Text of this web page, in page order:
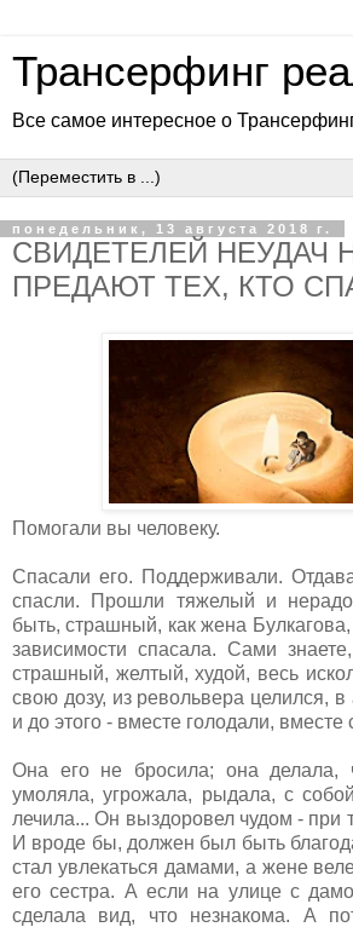
Трансерфинг
Все самое интересное о
понедельник, 13 августа 2018 г.
СВИДЕТЕЛЕЙ НЕУДАЧ
ПРЕДАЮТ ТЕХ, КТО
Помогали вы человеку.
Спасали его. Поддерживали.
спасли. Прошли тяжелый и
быть, страшный, как жена
зависимости спасала. Сами
страшный, желтый, худой, весь
свою дозу, из револьвера целился,
и до этого - вместе голодали, вместе
Она его не бросила; она делала,
умоляла, угрожала, рыдала, с
лечила... Он выздоровел чудом - при
И вроде бы, должен был быть
стал увлекаться дамами, а жене
его сестра. А если на улице с
сделала вид, что незнакома. А